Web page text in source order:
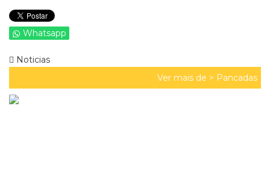
Whatsapp
Noticias
Ver mais de > Pancadas